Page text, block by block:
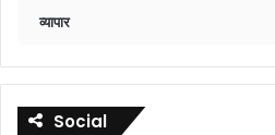
व्यापार
Social